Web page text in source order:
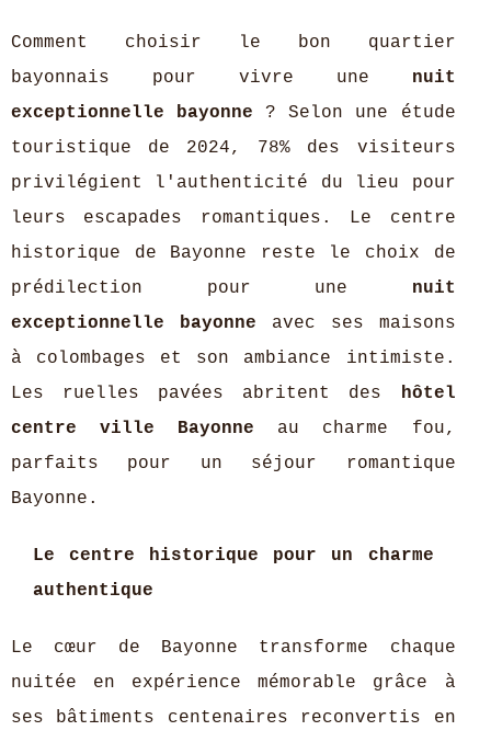
Comment choisir le bon quartier
bayonnais pour vivre une nuit
exceptionnelle bayonne ? Selon une étude
touristique de 2024, 78% des visiteurs
privilégient l'authenticité du lieu pour
leurs escapades romantiques. Le centre
historique de Bayonne reste le choix de
prédilection pour une nuit
exceptionnelle bayonne avec ses maisons
à colombages et son ambiance intimiste.
Les ruelles pavées abritent des hôtel
centre ville Bayonne au charme fou,
parfaits pour un séjour romantique
Bayonne.
Le centre historique pour un charme
authentique
Le cœur de Bayonne transforme chaque
nuitée en expérience mémorable grâce à
ses bâtiments centenaires reconvertis en